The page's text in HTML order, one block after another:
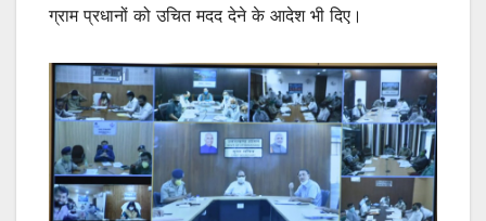
ग्राम प्रधानों को उचित मदद देने के आदेश भी दिए।